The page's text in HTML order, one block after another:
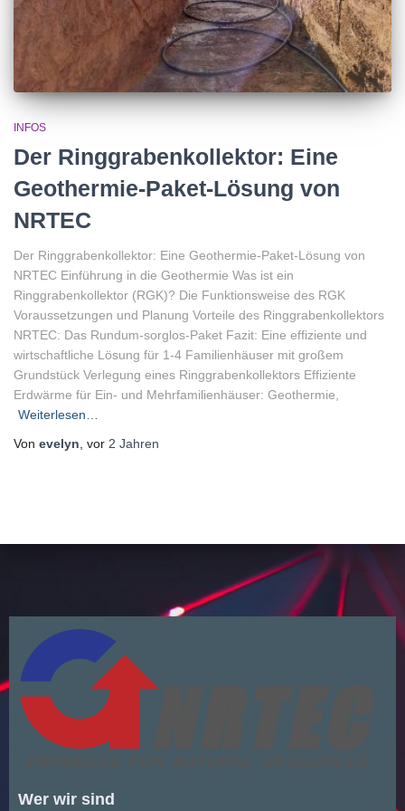
INFOS
Der Ringgrabenkollektor: Eine
Geothermie-Paket-Lösung von
NRTEC
Der Ringgrabenkollektor: Eine Geothermie-Paket-Lösung von
NRTEC Einführung in die Geothermie Was ist ein
Ringgrabenkollektor (RGK)? Die Funktionsweise des RGK
Voraussetzungen und Planung Vorteile des Ringgrabenkollektors
NRTEC: Das Rundum-sorglos-Paket Fazit: Eine effiziente und
wirtschaftliche Lösung für 1-4 Familienhäuser mit großem
Grundstück Verlegung eines Ringgrabenkollektors Effiziente
Erdwärme für Ein- und Mehrfamilienhäuser: Geothermie,
Weiterlesen…
Von evelyn , vor 2 Jahren
Wer wir sind